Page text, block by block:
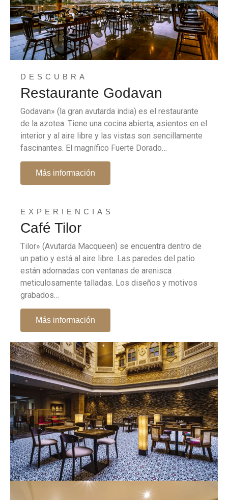
DESCUBRA
Restaurante Godavan
Godavan» (la gran avutarda india) es el restaurante
de la azotea. Tiene una cocina abierta, asientos en el
interior y al aire libre y las vistas son sencillamente
fascinantes. El magnífico Fuerte Dorado…
Más información
EXPERIENCIAS
Café Tilor
Tilor» (Avutarda Macqueen) se encuentra dentro de
un patio y está al aire libre. Las paredes del patio
están adornadas con ventanas de arenisca
meticulosamente talladas. Los diseños y motivos
grabados…
Más información